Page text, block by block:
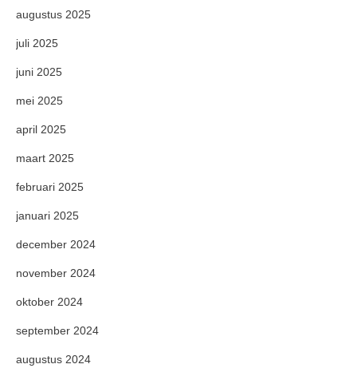
augustus 2025
juli 2025
juni 2025
mei 2025
april 2025
maart 2025
februari 2025
januari 2025
december 2024
november 2024
oktober 2024
september 2024
augustus 2024